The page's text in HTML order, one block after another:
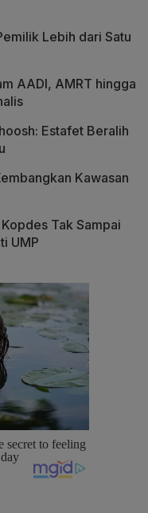
Lebih dari Satu
AADI, AMRT hingga
Estafet Beralih
Kawasan
Tak Sampai
UMP